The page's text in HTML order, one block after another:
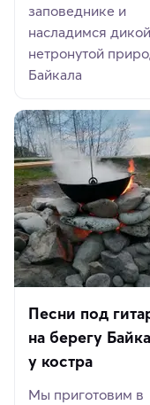
заповеднике и
насладимся
нетронутой
Байкала
Песни под
на берегу
у костра
Мы приготовим в